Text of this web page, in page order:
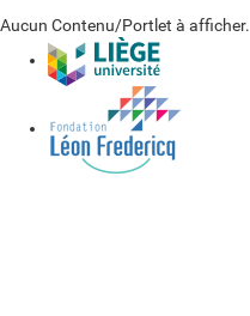
Aucun Contenu/Portlet à afficher.